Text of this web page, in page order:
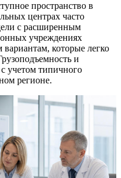
пространство в
центрах часто
с расширенным
учреждениях
которые легко
и
учетом типичного
регионе.